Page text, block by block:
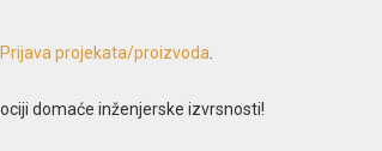
Prijava projekata/proizvoda
domaće inženjerske izvrsnosti!